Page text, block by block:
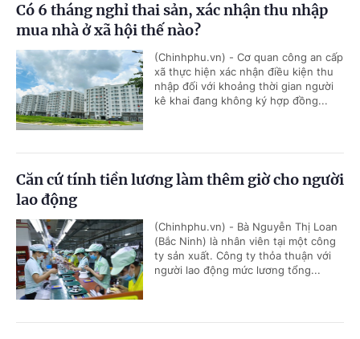
Có 6 tháng nghỉ thai sản, xác nhận thu nhập
mua nhà ở xã hội thế nào?
(Chinhphu.vn) - Cơ quan công an cấp
xã thực hiện xác nhận điều kiện thu
nhập đối với khoảng thời gian người
kê khai đang không ký hợp đồng...
Căn cứ tính tiền lương làm thêm giờ cho người
lao động
(Chinhphu.vn) - Bà Nguyễn Thị Loan
(Bắc Ninh) là nhân viên tại một công
ty sản xuất. Công ty thỏa thuận với
người lao động mức lương tổng...